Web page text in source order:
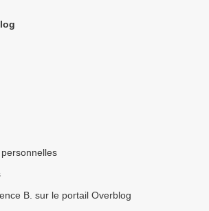
B. sur le portail Overblog